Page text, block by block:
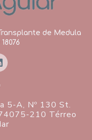
de Medula
5-A, Nº 130 St.
210 Térreo